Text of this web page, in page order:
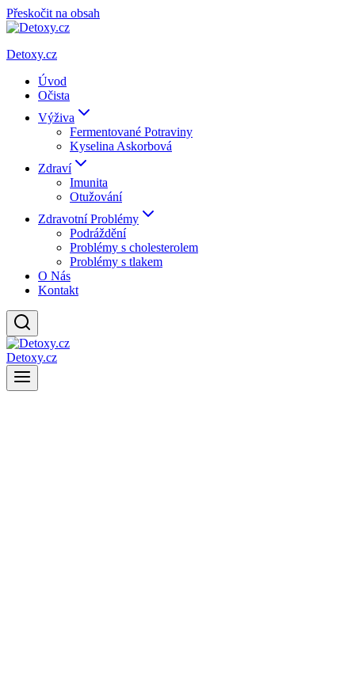
Přeskočit na obsah
Detoxy.cz
Úvod
Očista
Výživa
Fermentované Potraviny
Kyselina Askorbová
Zdraví
Imunita
Otužování
Zdravotní Problémy
Podráždění
Problémy s cholesterolem
Problémy s tlakem
O Nás
Kontakt
Detoxy.cz